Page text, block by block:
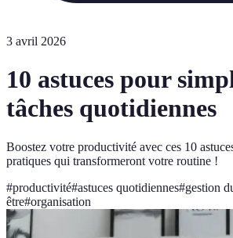
3 avril 2026
10 astuces pour
tâches quotidiennes
Boostez votre productivité avec ces 10
pratiques qui transformeront votre routine !
#productivité#astuces quotidiennes#gestion
être#organisation